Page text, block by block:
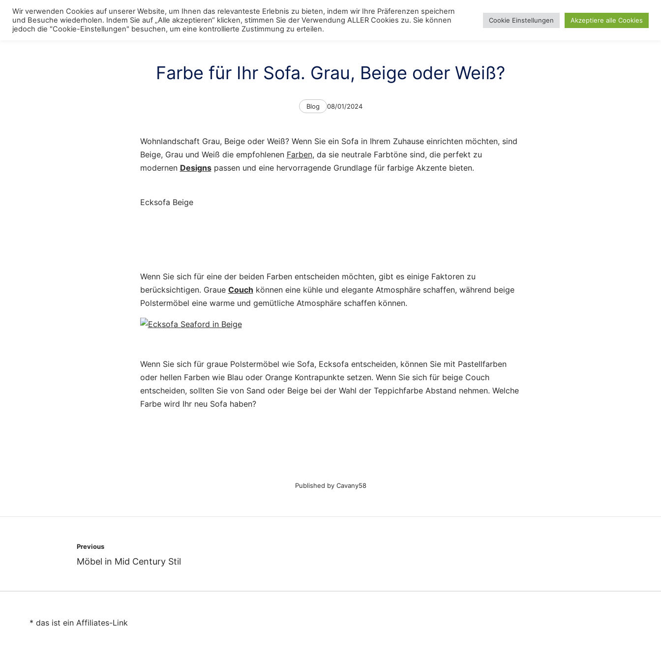
Skip
content
Menu Polstermöbel
Toggle
menu
Schränke
Toggle
menu
Tische
Toggle
menu
Stühle
ToggleRegale
Toggle
Bett
ToggleLampen
ToggleBlog Day Search
Farbe für Ihr Sofa. Grau, Beige oder Weiß?
Categories
Blog
Post
08/01/2024
Wohnlandschaft Grau, Beige oder Weiß? Wenn Sie ein Sofa in Ihrem Zuhause einrichten möchten, sind
Beige, Grau und Weiß die empfohlenen Farben, da sie neutrale Farbtöne sind, die perfekt zu
modernen Designspassen und eine hervorragende Grundlage für farbige Akzente bieten.
Ecksofa Beige
Wenn Sie sich für eine der beiden Farben entscheiden möchten, gibt es einige Faktoren zu
berücksichtigen. Graue Couch können eine kühle und elegante Atmosphäre schaffen, während beige
Polstermöbel eine warme und gemütliche Atmosphäre schaffen können.
Wenn Sie sich für graue Polstermöbel wie Sofa, Ecksofa entscheiden, können Sie mit Pastellfarben
oder hellen Farben wie Blau oder Orange Kontrapunkte setzen. Wenn Sie sich für beige Couch
entscheiden, sollten Sie von Sand oder Beige bei der Wahl der Teppichfarbe Abstand nehmen. Welche
Farbe wird Ihr neu Sofa haben?
Published by Cavany58
navigation
Previous
Möbel in Mid Century Stil
* das ist ein Affiliates-Link
Wir verwenden Cookies auf unserer Website, um Ihnen das relevanteste Erlebnis zu bieten, indem wir Ihre Präferenzen speichern
und Besuche wiederholen. Indem Sie auf „Alle akzeptieren“ klicken, stimmen Sie der Verwendung ALLER Cookies zu. Sie können
jedoch die "Cookie-Einstellungen" besuchen, um eine kontrollierte Zustimmung zu erteilen.
Cookie Einstellungen Akzeptiere alle Cookies